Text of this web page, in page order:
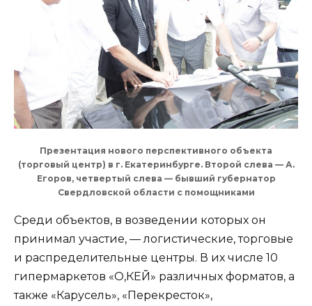
Презентация нового перспективного объекта
(торговый центр) в г. Екатеринбурге. Второй слева — А.
Егоров, четвертый слева — бывший губернатор
Свердловской области с помощниками
Среди объектов, в возведении которых он
принимал участие, — логистические, торговые
и распределительные центры. В их числе 10
гипермаркетов «О,КЕЙ» различных форматов, а
также «Карусель», «Перекресток»,